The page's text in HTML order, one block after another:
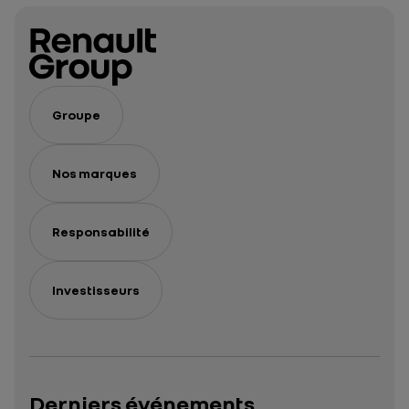
Groupe
Nos marques
Responsabilité
Investisseurs
Derniers événements